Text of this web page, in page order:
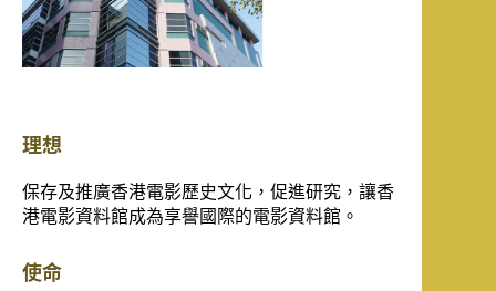
理想
保存及推廣香港電影歷史文化，促進研究，讓香
港電影資料館成為享譽國際的電影資料館。
使命